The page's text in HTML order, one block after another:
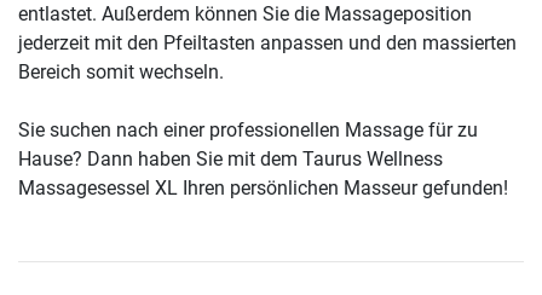
entlastet. Außerdem können Sie die Massageposition
jederzeit mit den Pfeiltasten anpassen und den massierten
Bereich somit wechseln.
Sie suchen nach einer professionellen Massage für zu
Hause? Dann haben Sie mit dem Taurus Wellness
Massagesessel XL Ihren persönlichen Masseur gefunden!